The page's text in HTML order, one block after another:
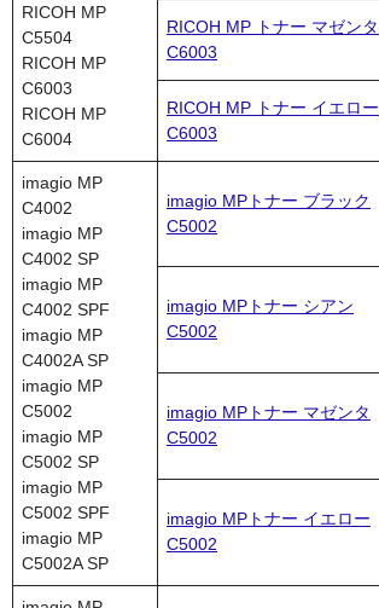
RICOH MP
C5504
RICOH MP
C6003
RICOH MP
C6004
RICOH MP トナー マゼンタ
C6003
RICOH MP トナー イエロー
C6003
imagio MP
C4002
imagio MP
C4002 SP
imagio MP
C4002 SPF
imagio MP
C4002A SP
imagio MP
C5002
imagio MP
C5002 SP
imagio MP
C5002 SPF
imagio MP
C5002A SP
imagio MPトナー ブラック
C5002
imagio MPトナー シアン
C5002
imagio MPトナー マゼンタ
C5002
imagio MPトナー イエロー
C5002